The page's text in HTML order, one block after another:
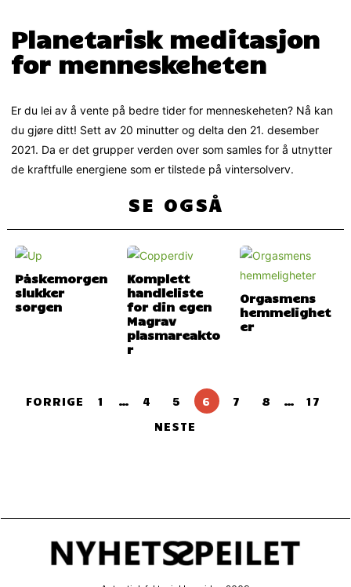
Planetarisk meditasjon
for menneskeheten
Er du lei av å vente på bedre tider for menneskeheten? Nå kan
du gjøre ditt! Sett av 20 minutter og delta den 21. desember
2021. Da er det grupper verden over som samles for å utnytter
de kraftfulle energiene som er tilstede på vintersolverv.
SE OGSÅ
Påskemorgen
slukker
sorgen
Komplett
handleliste
for din egen
Magrav
plasmareakto
r
Orgasmens
hemmelighet
er
FORRIGE 1 … 4 5 6 7 8 …
17
NESTE